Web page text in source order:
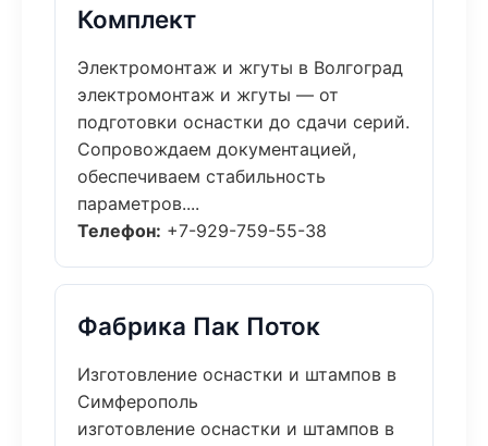
Комплект
Электромонтаж и жгуты в Волгоград
электромонтаж и жгуты — от
подготовки оснастки до сдачи серий.
Сопровождаем документацией,
обеспечиваем стабильность
параметров....
Телефон: +7-929-759-55-38
Фабрика Пак Поток
Изготовление оснастки и штампов в
Симферополь
изготовление оснастки и штампов в